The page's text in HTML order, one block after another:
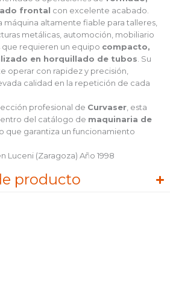
frontal con excelente acabado.
máquina altamente fiable para talleres,
metálicas, automoción, mobiliario
que requieren un equipo compacto,
en horquillado de tubos . Su
operar con rapidez y precisión,
calidad en la repetición de cada
profesional de Curvaser , esta
del catálogo de maquinaria de
lo que garantiza un funcionamiento
Luceni (Zaragoza) Año 1998
producto